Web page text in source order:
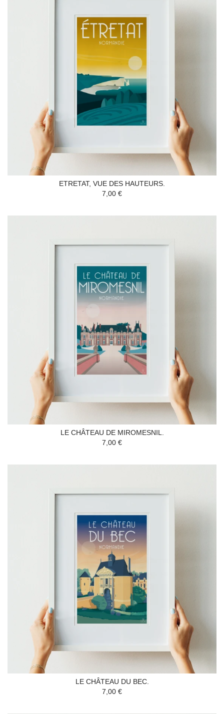
ETRETAT, VUE DES HAUTEURS.
7,00 €
LE CHÂTEAU DE MIROMESNIL.
7,00 €
LE CHÂTEAU DU BEC.
7,00 €